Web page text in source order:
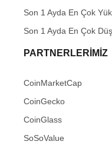
Son 1 Ayda En Çok
Son 1 Ayda En Çok
PARTNERLERIMIZ
CoinMarketCap
CoinGecko
CoinGlass
SoSoValue